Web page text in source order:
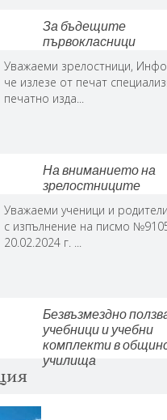
За бъдещите
първокласници
Уважаеми зрелостници,
че излезе от печат
печатно изда...
На вниманието на
зрелостниците
Уважаеми ученици и
с изпълнение на писмо
20.02.2024 г. ...
Безвъзмездно
учебници и учебни
комплекти в
училища